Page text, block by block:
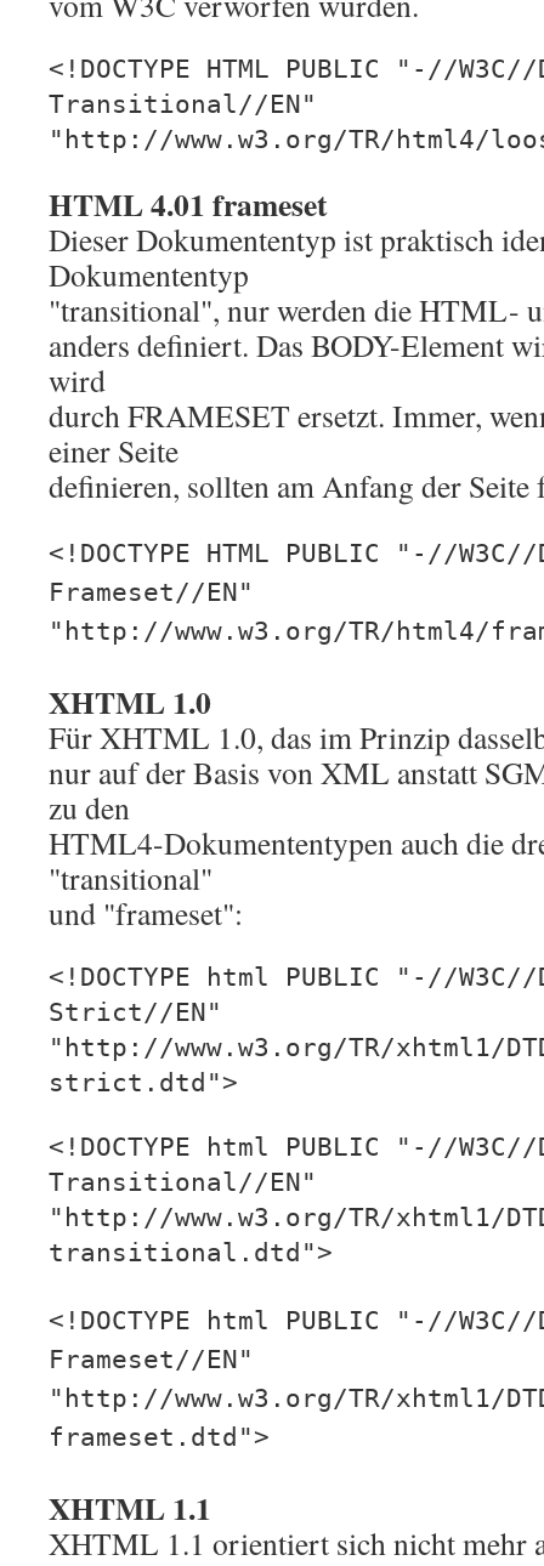
<!DOCTYPE HTML PUBLIC "-//
Transitional//EN"
"http://www.w3.org/TR/html4/
HTML 4.01 frameset
Dieser Dokumententyp ist praktisch
Dokumententyp
"transitional", nur werden die HTML-
anders definiert. Das BODY-Element
wird
durch FRAMESET ersetzt. Immer,
einer Seite
definieren, sollten am Anfang der Seite
<!DOCTYPE HTML PUBLIC "-//
Frameset//EN"
"http://www.w3.org/TR/html4/
XHTML 1.0
Für XHTML 1.0, das im Prinzip
nur auf der Basis von XML anstatt
zu den
HTML4-Dokumententypen auch die
"transitional"
und "frameset":
<!DOCTYPE html PUBLIC "-//W3C//
Strict//EN"
"http://www.w3.org/TR/xhtml1/
strict.dtd">
<!DOCTYPE html PUBLIC "-//W3C//
Transitional//EN"
"http://www.w3.org/TR/xhtml1/
transitional.dtd">
<!DOCTYPE html PUBLIC "-//W3C//
Frameset//EN"
"http://www.w3.org/TR/xhtml1/
frameset.dtd">
XHTML 1.1
XHTML 1.1 orientiert sich nicht mehr